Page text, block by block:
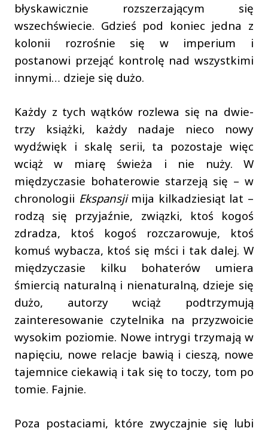
błyskawicznie rozszerzającym się
wszechświecie. Gdzieś pod koniec jedna z
kolonii rozrośnie się w imperium i
postanowi przejąć kontrolę nad wszystkimi
innymi… dzieje się dużo.
Każdy z tych wątków rozlewa się na dwie-
trzy książki, każdy nadaje nieco nowy
wydźwięk i skalę serii, ta pozostaje więc
wciąż w miarę świeża i nie nuży. W
międzyczasie bohaterowie starzeją się – w
chronologii Ekspansjimija kilkadziesiąt lat –
rodzą się przyjaźnie, związki, ktoś kogoś
zdradza, ktoś kogoś rozczarowuje, ktoś
komuś wybacza, ktoś się mści i tak dalej. W
międzyczasie kilku bohaterów umiera
śmiercią naturalną i nienaturalną, dzieje się
dużo, autorzy wciąż podtrzymują
zainteresowanie czytelnika na przyzwoicie
wysokim poziomie. Nowe intrygi trzymają w
napięciu, nowe relacje bawią i cieszą, nowe
tajemnice ciekawią i tak się to toczy, tom po
tomie. Fajnie.
Poza postaciami, które zwyczajnie się lubi